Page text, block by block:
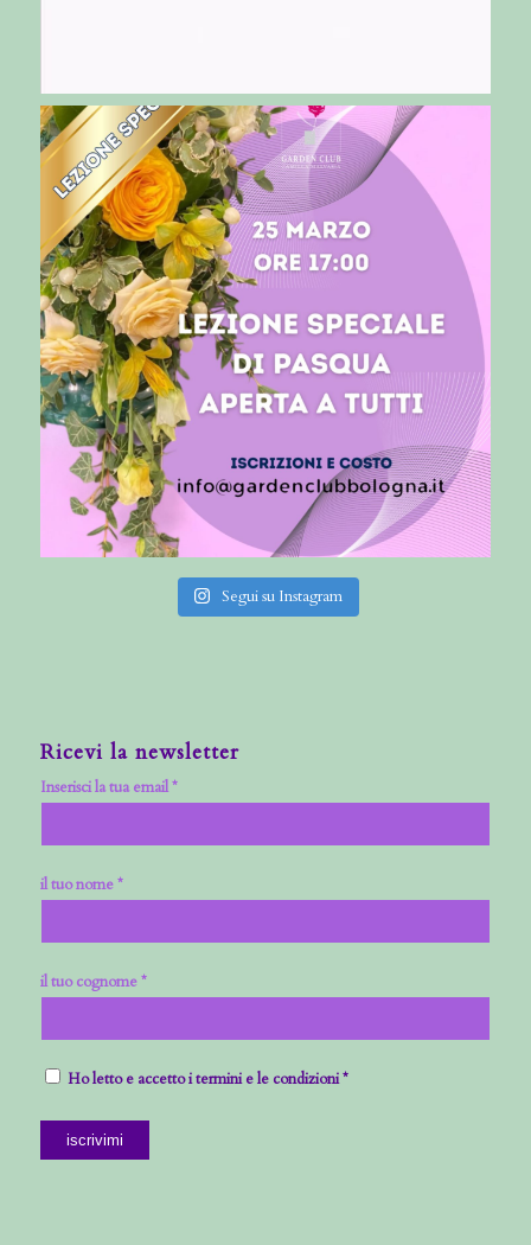
Segui su Instagram
Ricevi la newsletter
Inserisci la tua email *
il tuo nome *
il tuo cognome *
Ho letto e accetto i termini e le condizioni *